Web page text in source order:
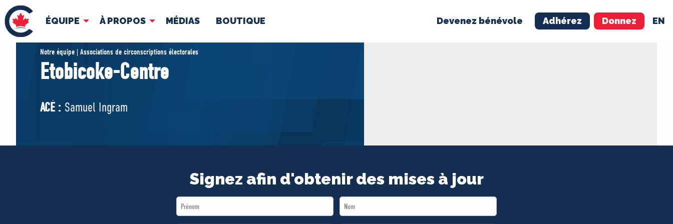
ÉQUIPE À PROPOS MÉDIAS BOUTIQUE Devenez bénévole Adhérez Donnez EN
ÉQUIPE
Pierre Poilievre
Cabinet fantôme
ACÉ
À PROPOS MÉDIAS
Notre équipe | Associations de circonscriptions électorales
Etobicoke-Centre
ACÉ : Samuel Ingram
Signez afin d'obtenir des mises à jour
First
Name
Last
Name